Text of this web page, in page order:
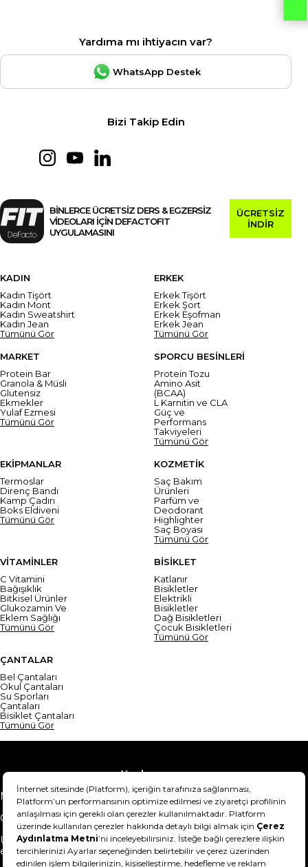
Yardıma mı ihtiyacın var?
WhatsApp Destek
Bizi Takip Edin
BİNLERCE ÜCRETSİZ DERS & EGZERSİZ
VİDEOLARI İÇİN DEFACTOFIT
UYGULAMASINI
ÜCRETSİZ
İNDİR
KADIN
Kadın Tişört
Kadın Mont
Kadın Sweatshirt
Kadın Jean
Tümünü Gör
ERKEK
Erkek Tişört
Erkek Şort
Erkek Eşofman
Erkek Jean
Tümünü Gör
MARKET
Protein Bar
Granola & Müsli
Glutensiz
Ekmekler
Yulaf Ezmesi
Tümünü Gör
SPORCU BESİNLERİ
Protein Tozu
Amino Asit
(BCAA)
L Karnitin ve CLA
Güç ve
Performans
Takviyeleri
Tümünü Gör
EKİPMANLAR
Termoslar
Direnç Bandı
Kamp Çadırı
Boks Eldiveni
Tümünü Gör
KOZMETİK
Saç Bakım
Ürünleri
Parfüm ve
Deodorant
Highlighter
Saç Boyası
Tümünü Gör
VİTAMİNLER
C Vitamini
Bağışıklık
Bitkisel Ürünler
Glukozamin Ve
Eklem Sağlığı
Tümünü Gör
BİSİKLET
Katlanır
Bisikletler
Elektrikli
Bisikletler
Dağ Bisikletleri
Çocuk Bisikletleri
Tümünü Gör
ÇANTALAR
Bel Çantaları
Okul Çantaları
Su Sporları
Çantaları
Bisiklet Çantaları
Tümünü Gör
Yardım
Mesafeli Satış Sözleşmesi
Teslimat Bilgisi
Gizlilik Sözleşmesi
Şartlar & Koşullar
Ürünümü nasıl iade
edebilirim?
Hakkımızda